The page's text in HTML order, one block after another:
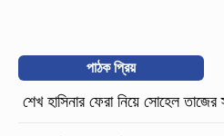
পাঠক প্রিয়
শেখ হাসিনার ফেরা নিয়ে সোহেল তাজের